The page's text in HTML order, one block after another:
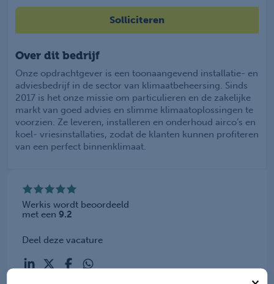
Solliciteren
Over dit bedrijf
Onze opdrachtgever is een toonaangevend installatie- en
adviesbedrijf in de sector van klimaatbeheersing. Sinds
2017 is het onze missie om particulieren en de zakelijke
markt van goed advies en slimme klimaatoplossingen te
voorzien. Ze leveren, installeren en onderhoud airco’s en
koel- vriesinstallaties, zodat de klanten kunnen profiteren
van een perfect binnenklimaat.
Werkis wordt beoordeeld
met een 9.2
Deel deze vacature